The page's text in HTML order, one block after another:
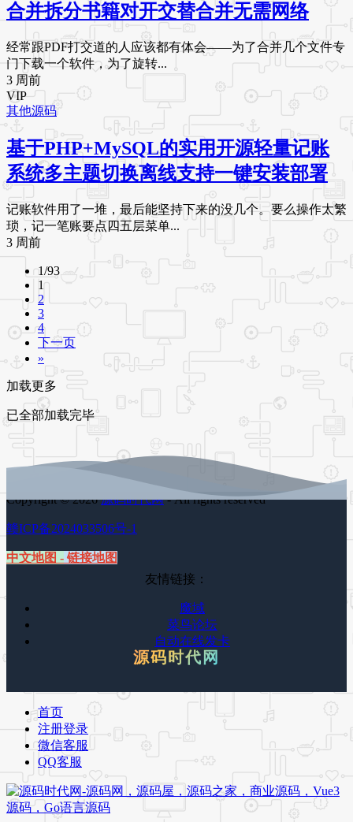
合并拆分书籍对开交替合并无需网络
经常跟PDF打交道的人应该都有体会——为了合并几个文件专
门下载一个软件，为了旋转...
3 周前
VIP
其他源码
基于PHP+MySQL的实用开源轻量记账
系统多主题切换离线支持一键安装部署
记账软件用了一堆，最后能坚持下来的没几个。要么操作太繁
琐，记一笔账要点四五层菜单...
3 周前
1/93
1
2
3
4
下一页
»
加载更多
已全部加载完毕
Copyright © 2026源码时代网- All rights reserved
赣ICP备2024033506号-1
中文地图 - 链接地图
友情链接：
魔域
菜鸟论坛
自动在线发卡
源码时代网
首页
注册登录
微信客服
QQ客服